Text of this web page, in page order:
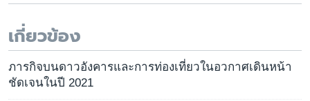
เกี่ยวข้อง
ภารกิจบนดาวอังคารและการท่องเที่ยวในอวกาศเดินหน้า
ชัดเจนในปี 2021